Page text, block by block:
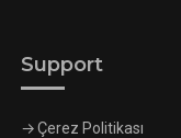
Support
Çerez Politikası